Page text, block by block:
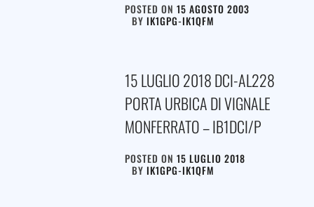
POSTED ON 15 AGOSTO 2003
BY IK1GPG-IK1QFM
15 LUGLIO 2018 DCI-AL228
PORTA URBICA DI VIGNALE
MONFERRATO – IB1DCI/P
POSTED ON 15 LUGLIO 2018
BY IK1GPG-IK1QFM